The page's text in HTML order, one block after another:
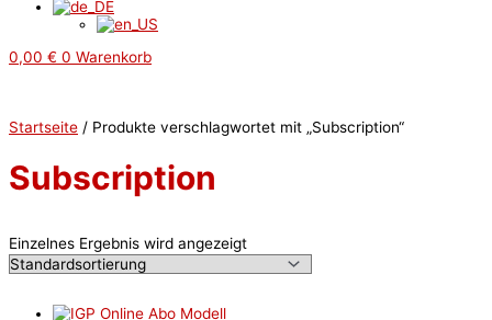
0,00 € 0 Warenkorb
Startseite / Produkte verschlagwortet mit „Subscription“
Subscription
Einzelnes Ergebnis wird angezeigt